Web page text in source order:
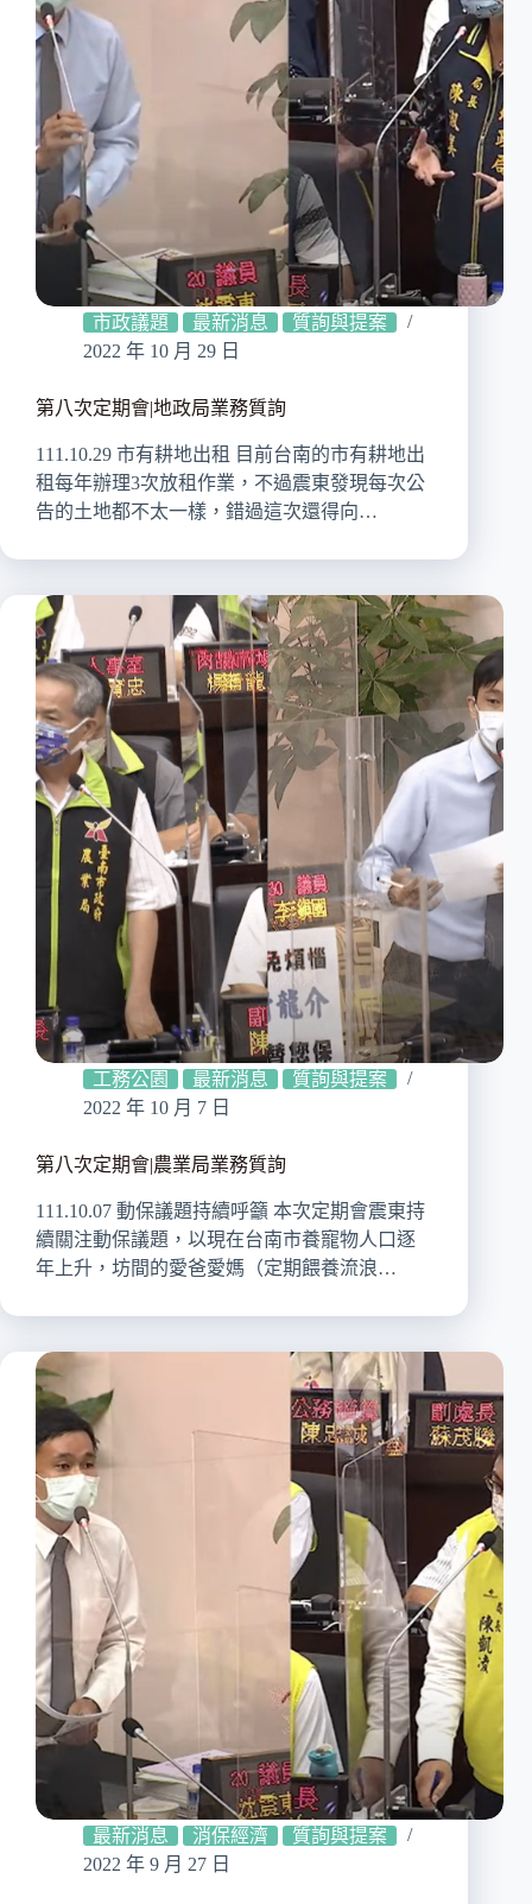
市政議題 最新消息
質詢與提案
2022 年 10 月 29 日
第八次定期會|地政局業務質詢
111.10.29 市有耕地出租 目前台南的市有耕地出
租每年辦理3次放租作業，不過震東發現每次公
告的土地都不太一樣，錯過這次還得向…
工務公園 最新消息
質詢與提案
2022 年 10 月 7 日
第八次定期會|農業局業務質詢
111.10.07 動保議題持續呼籲 本次定期會震東持
續關注動保議題，以現在台南市養寵物人口逐
年上升，坊間的愛爸愛媽（定期餵養流浪…
最新消息 消保經濟
質詢與提案
2022 年 9 月 27 日